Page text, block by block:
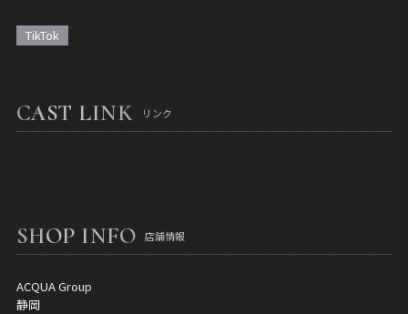
TikTok
CAST LINK リンク
SHOP INFO 店舗情報
ACQUA Group
静岡